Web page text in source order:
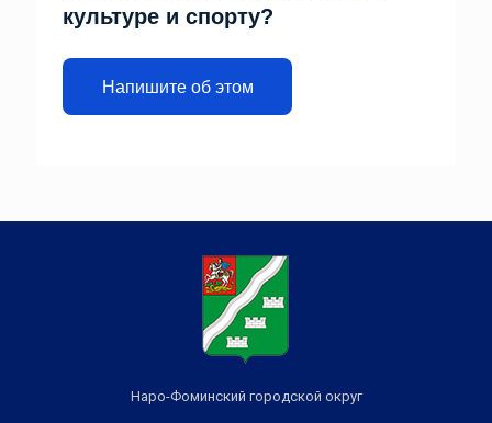
культуре и спорту?
Напишите об этом
Наро-Фоминский городской округ